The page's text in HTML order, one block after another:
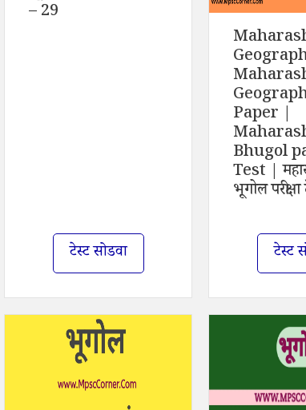
– 29
टेस्ट सोडवा
Paper |
Bhugol
Test |
भूगोल
टेस्ट